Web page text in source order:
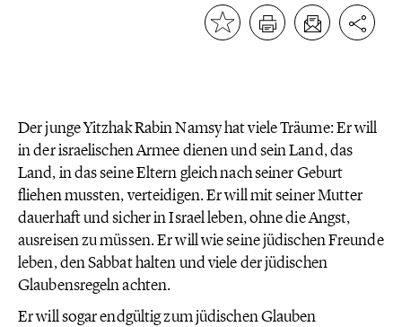
Der junge Yitzhak Rabin Namsy hat viele Träume: Er will
in der israelischen Armee dienen und sein Land, das
Land, in das seine Eltern gleich nach seiner Geburt
fliehen mussten, verteidigen. Er will mit seiner Mutter
dauerhaft und sicher in Israel leben, ohne die Angst,
ausreisen zu müssen. Er will wie seine jüdischen Freunde
leben, den Sabbat halten und viele der jüdischen
Glaubensregeln achten.
Er will sogar endgültig zum jüdischen Glauben